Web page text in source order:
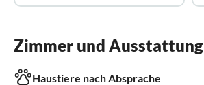
Zimmer und Ausstattung
Haustiere nach Absprache